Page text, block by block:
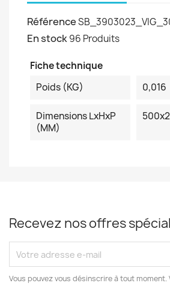
Référence
En stock96 Produits
Fiche technique
Poids (KG)
0,016
Dimensions LxHxP
(MM)
Recevez nos offres
Vous pouvez vous désinscrire à tout